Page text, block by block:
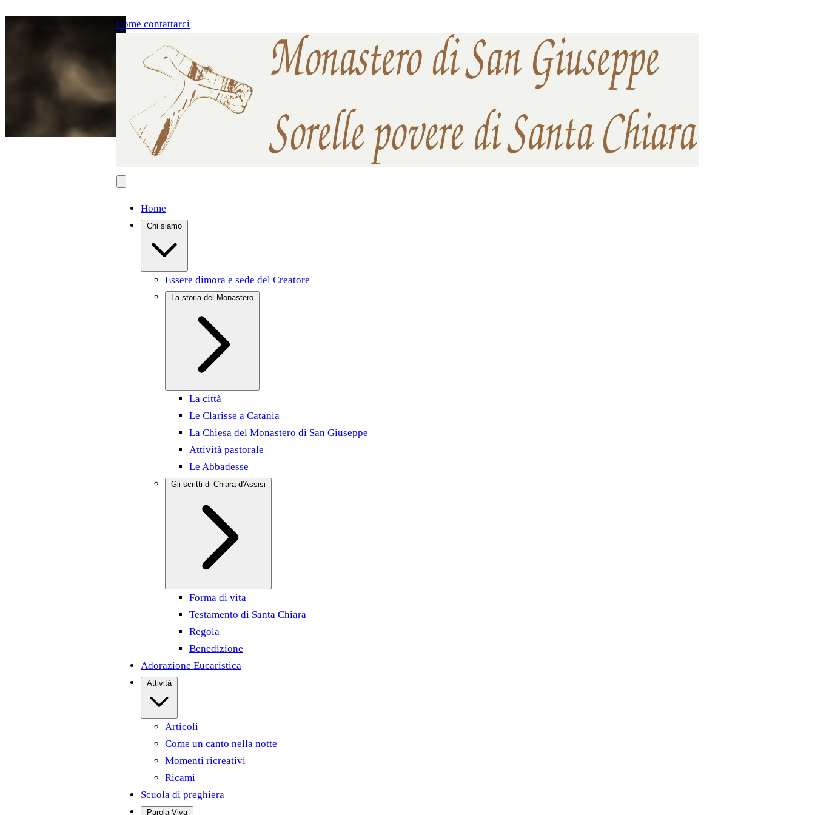
Come contattarci
Home
Essere dimora e sede del Creatore
La città
Le Clarisse a Catania
La Chiesa del Monastero di San Giuseppe
Attività pastorale
Le Abbadesse
Forma di vita
Testamento di Santa Chiara
Regola
Benedizione
Adorazione Eucaristica
Articoli
Come un canto nella notte
Momenti ricreativi
Ricami
Scuola di preghiera